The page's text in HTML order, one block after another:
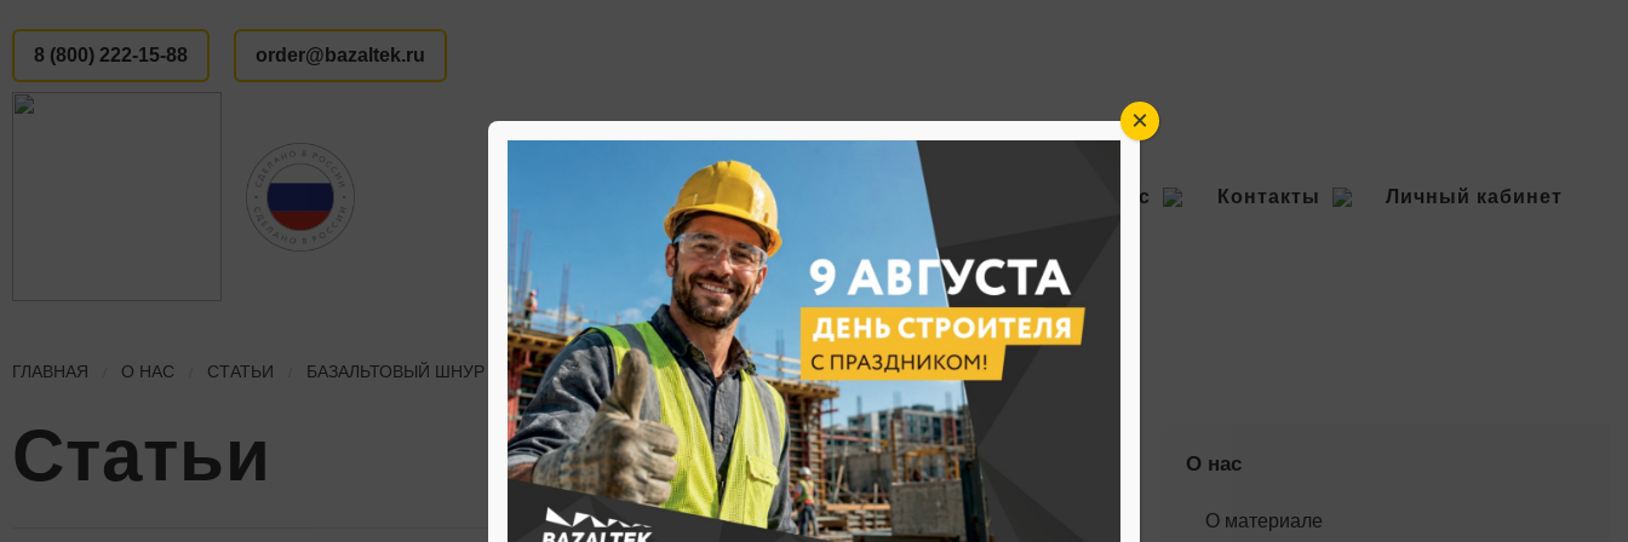
8 (800) 222-15-88 order@bazaltek.ru
Продукция Покупателю О нас Контакты Личный кабинет
ГЛАВНАЯ О НАС СТАТЬИ БАЗАЛЬТОВЫЙ ШНУР – ДОСТОЙНАЯ АЛЬТЕРНАТИВА АСБЕСТОВОМУ
О нас
О материале
Статьи
×